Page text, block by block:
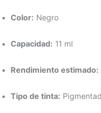
Color: Negro
Capacidad: 11 ml
Rendimiento estimado:
Tipo de tinta: